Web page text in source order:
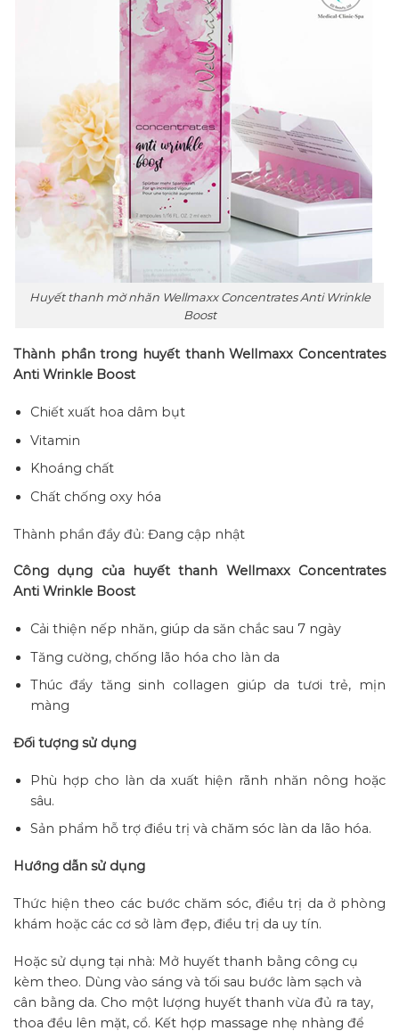
Huyết thanh mờ nhăn Wellmaxx Concentrates Anti Wrinkle
Boost
Thành phần trong huyết thanh Wellmaxx Concentrates
Anti Wrinkle Boost
Chiết xuất hoa dâm bụt
Vitamin
Khoáng chất
Chất chống oxy hóa
Thành phần đầy đủ: Đang cập nhật
Công dụng của huyết thanh Wellmaxx Concentrates
Anti Wrinkle Boost
Cải thiện nếp nhăn, giúp da săn chắc sau 7 ngày
Tăng cường, chống lão hóa cho làn da
Thúc đẩy tăng sinh collagen giúp da tươi trẻ, mịn
màng
Đối tượng sử dụng
Phù hợp cho làn da xuất hiện rãnh nhăn nông hoặc
sâu.
Sản phẩm hỗ trợ điều trị và chăm sóc làn da lão hóa.
Hướng dẫn sử dụng
Thức hiện theo các bước chăm sóc, điều trị da ở phòng
khám hoặc các cơ sở làm đẹp, điều trị da uy tín.
Hoặc sử dụng tại nhà: Mở huyết thanh bằng công cụ
kèm theo. Dùng vào sáng và tối sau bước làm sạch và
cân bằng da. Cho một lượng huyết thanh vừa đủ ra tay,
thoa đều lên mặt, cổ. Kết hợp massage nhẹ nhàng để